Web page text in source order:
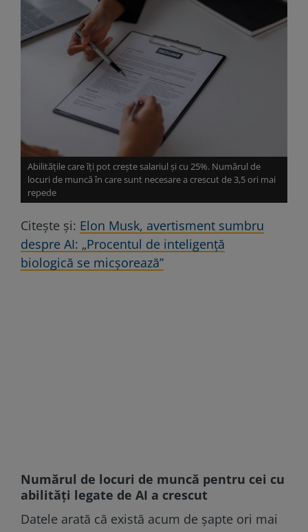
Abilitățile care îți pot crește salariul și cu 25%. Numărul de
locuri de muncă în care sunt necesare a crescut de 3,5 ori mai
repede
Citește și: Elon Musk, avertisment sumbru
despre AI: „Procentul de inteligență
biologică se micșorează”
Numărul de locuri de muncă pentru cei cu
abilități legate de AI a crescut
Datele arată că există acum de șapte ori mai